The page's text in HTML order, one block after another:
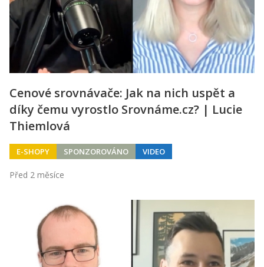
Cenové srovnávače: Jak na nich uspět a
díky čemu vyrostlo Srovnáme.cz? | Lucie
Thiemlová
E-SHOPY SPONZOROVÁNO VIDEO
Před 2 měsíce